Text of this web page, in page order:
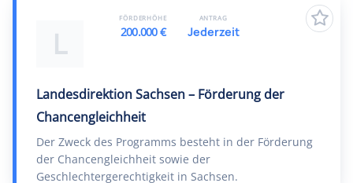
L
Landesdirektion Sachsen – Förderung der
Chancengleichheit
Der Zweck des Programms besteht in der Förderung
der Chancengleichheit sowie der
Geschlechtergerechtigkeit in Sachsen.
FÖRDERHÖHE
200.000 €
ANTRAG
Jederzeit